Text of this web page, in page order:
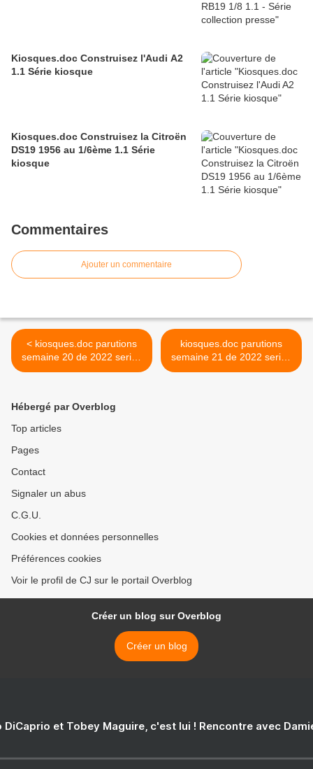
Kiosques.doc Construisez l'Audi A2
1.1 Série kiosque
Kiosques.doc Construisez la Citroën
DS19 1956 au 1/6ème 1.1 Série
kiosque
Commentaires
Ajouter un commentaire
< kiosques.doc parutions
semaine 20 de 2022 series
miniatures-presse
kiosques.doc parutions
semaine 21 de 2022 series
miniatures-presse >
Hébergé par Overblog
Top articles
Pages
Contact
Signaler un abus
C.G.U.
Cookies et données personnelles
Préférences cookies
Voir le profil de CJ sur le portail Overblog
Créer un blog sur Overblog
Créer un blog
DiCaprio et Tobey Maguire, c'est lui ! Rencontre avec